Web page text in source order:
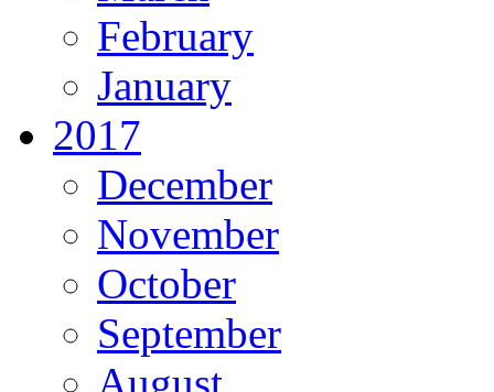
February
January
2017
December
November
October
September
August